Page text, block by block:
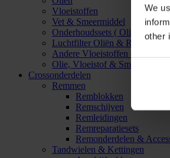
We
other
Vloeistoffen
Vet & Smeermiddel
Onderhoudssets ( Olie & Filter)
Luchtfilter Oliën & Reinigers
Andere Vloeistoffen &
Olie, Vloeistof & Smeermiddel
Crossonderdelen
Remmen
Remblokken
Remschijven
Remleidingen
Remreparatiesets
Remonderdelen &
Tandwielen & Kettingen